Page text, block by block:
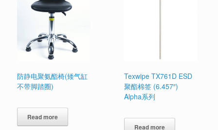
防静电聚氨酯椅(矮气缸
不带脚踏圈)
Read more
Texwipe TX761D ESD
聚酯棉签 (6.457″)
Alpha系列
Read more